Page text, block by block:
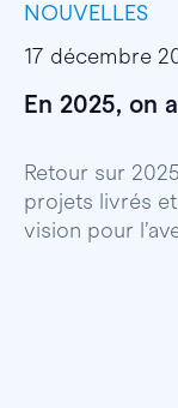
NOUVELLES
17 décembre
En 2025, on
Retour sur
projets livrés
vision pour